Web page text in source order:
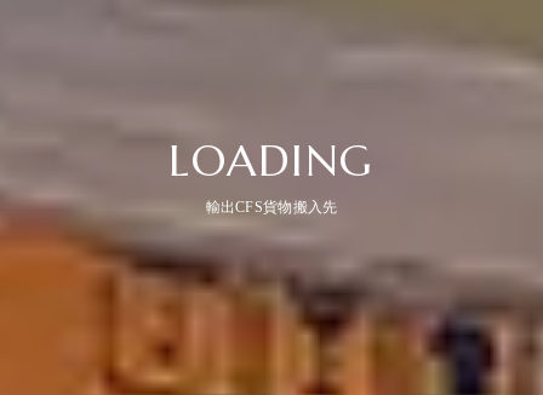
LOADING
輸出CFS貨物搬入先